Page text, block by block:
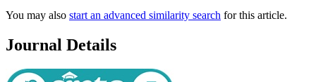
You may also start an advanced similarity search for this article.
Journal Details